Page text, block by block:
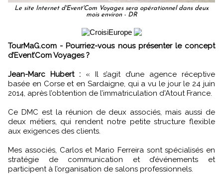
Le site Internet d'Event'Com Voyages sera opérationnel dans deux
mois environ - DR
TourMaG.com - Pourriez-vous nous présenter le concept
d’Event’Com Voyages ?
Jean-Marc Hubert :« Il s’agit d’une agence réceptive
basée en Corse et en Sardaigne, qui a vu le jour le 24 juin
2014, après l’obtention de l’immatriculation d'Atout France.
Ce DMC est la réunion de deux associés, mais aussi de
deux métiers, qui rendent notre petite structure flexible
aux exigences des clients.
Mes associés, Carlos et Mario Ferreira sont spécialisés en
stratégie de communication et d’événements et
participent à l’organisation de salons professionnels.